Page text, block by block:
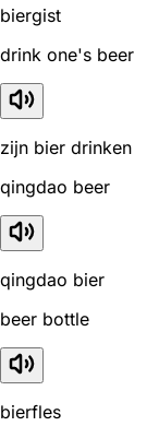
biergist
drink one's beer
zijn bier drinken
qingdao beer
qingdao bier
beer bottle
bierfles